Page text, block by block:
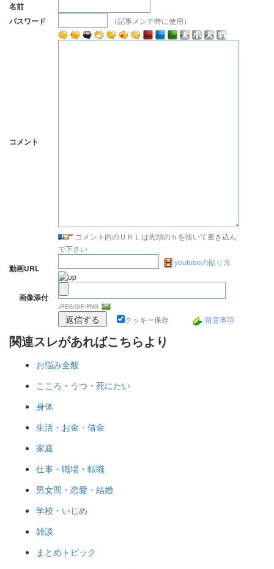
名前
パスワード
（記事メンテ時に使用）
コメント
コメント内のＵＲＬは先頭のｈを抜いて書き込ん
で下さい
動画URL
youtubeの貼り方
画像添付
JPEG/GIF/PNG
クッキー保存 留意事項
関連スレがあればこちらより
お悩み全般
こころ・うつ・死にたい
身体
生活・お金・借金
家庭
仕事・職場・転職
男女間・恋愛・結婚
学校・いじめ
雑談
まとめトピック